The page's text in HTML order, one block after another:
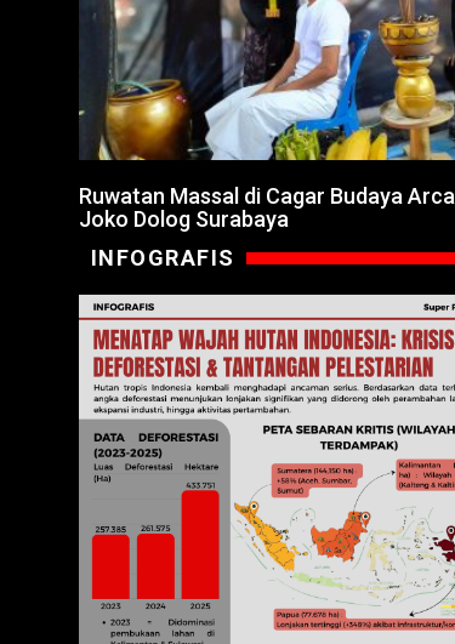
Ruwatan Massal di Cagar Budaya Arca
Joko Dolog Surabaya
INFOGRAFIS